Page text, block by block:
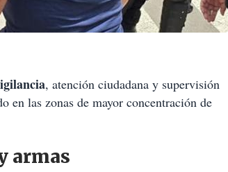
, atención ciudadana y supervisión
en las zonas de mayor concentración de
armas